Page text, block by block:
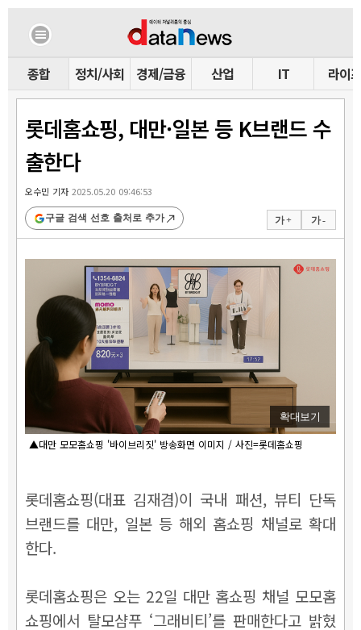
종합 정치/사회 경제/금융 산업 IT 라이프
롯데홈쇼핑, 대만·일본 등 K브랜드 수
출한다
오수민 기자2025.05.20 09:46:53
가 + 가 -
구글 검색 선호 출처로 추가
확대보기
▲대만 모모홈쇼핑 '바이브리짓' 방송화면 이미지 / 사진=롯데홈쇼핑
롯데홈쇼핑(대표 김재겸)이 국내 패션, 뷰티 단독
브랜드를 대만, 일본 등 해외 홈쇼핑 채널로 확대
한다.
롯데홈쇼핑은 오는 22일 대만 홈쇼핑 채널 모모홈
쇼핑에서 탈모샴푸 ‘그래비티’를 판매한다고 밝혔